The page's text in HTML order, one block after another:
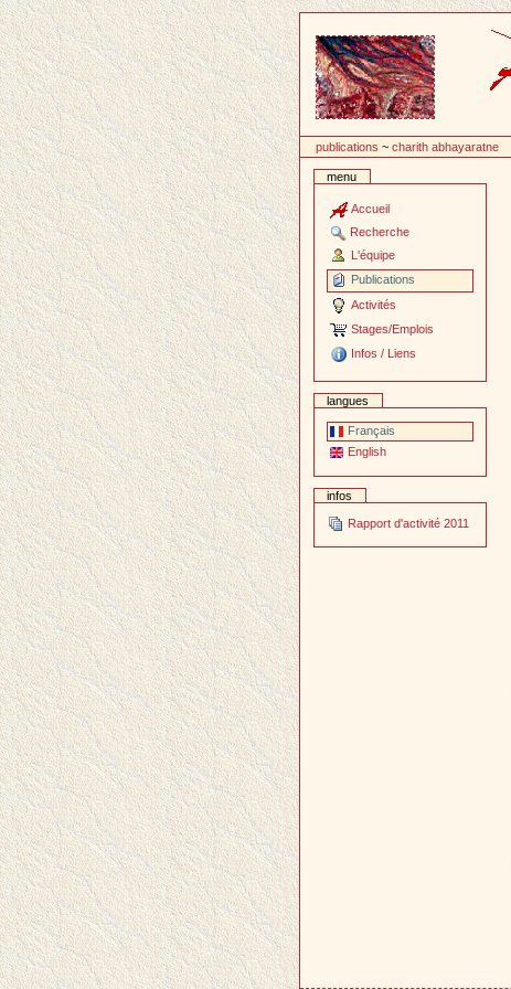
contenu
publications ~charith abhayaratne
menu
Accueil
Recherche
L'équipe
Publications
Activités
Stages/Emplois
Infos / Liens
langues
Français
English
infos
Rapport d'activité 2011